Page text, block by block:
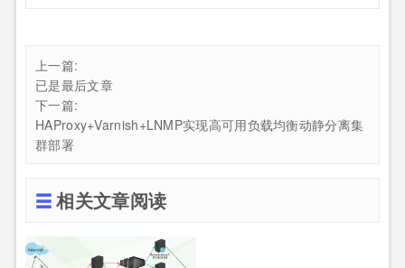
上一篇:
已是最后文章
下一篇:
HAProxy+Varnish+LNMP实现高可用负载均衡动静分离集
群部署
相关文章阅读